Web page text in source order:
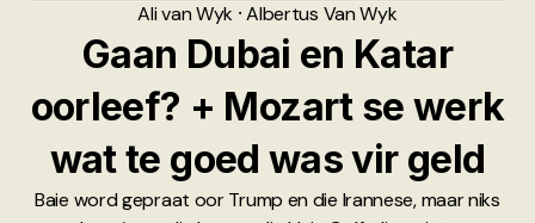
Ali van Wyk ⸱Albertus Van Wyk
Gaan Dubai en Katar
oorleef? + Mozart se werk
wat te goed was vir geld
Baie word gepraat oor Trump en die Irannese, maar niks